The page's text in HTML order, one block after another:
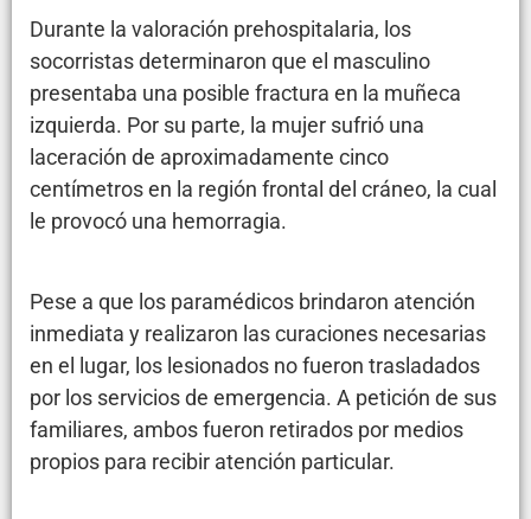
Durante la valoración prehospitalaria, los
socorristas determinaron que el masculino
presentaba una posible fractura en la muñeca
izquierda. Por su parte, la mujer sufrió una
laceración de aproximadamente cinco
centímetros en la región frontal del cráneo, la cual
le provocó una hemorragia.
Pese a que los paramédicos brindaron atención
inmediata y realizaron las curaciones necesarias
en el lugar, los lesionados no fueron trasladados
por los servicios de emergencia. A petición de sus
familiares, ambos fueron retirados por medios
propios para recibir atención particular.